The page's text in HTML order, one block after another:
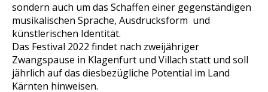
sondern auch um das Schaffen einer gegenständigen
musikalischen Sprache, Ausdrucksform und
künstlerischen Identität.
Das Festival 2022 findet nach zweijähriger
Zwangspause in Klagenfurt und Villach statt und soll
jährlich auf das diesbezügliche Potential im Land
Kärnten hinweisen.